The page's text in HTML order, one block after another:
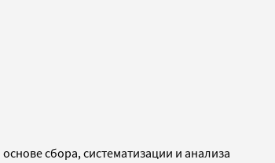
сбора, систематизации и анализа